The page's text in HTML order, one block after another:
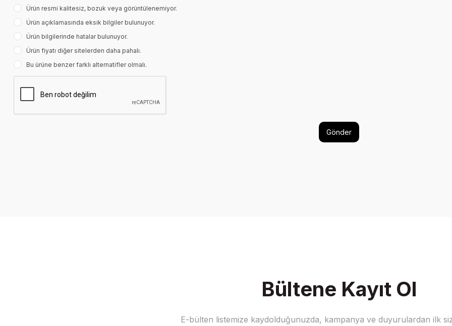
Ürün resmi kalitesiz, bozuk veya görüntülenemiyor.
Ürün açıklamasında eksik bilgiler bulunuyor.
Ürün bilgilerinde hatalar bulunuyor.
Ürün fiyatı diğer sitelerden daha pahalı.
Bu ürüne benzer farklı alternatifler olmalı.
Gönder
Bültene Kayıt Ol
E-bülten listemize kaydolduğunuzda, kampanya ve duyurulardan ilk